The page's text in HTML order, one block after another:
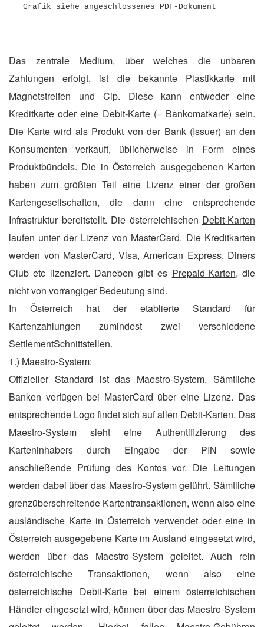
Grafik siehe angeschlossenes PDF-Dokument
Das zentrale Medium, über welches die unbaren
Zahlungen erfolgt, ist die bekannte Plastikkarte mit
Magnetstreifen und Cip. Diese kann entweder eine
Kreditkarte oder eine Debit-Karte (= Bankomatkarte) sein.
Die Karte wird als Produkt von der Bank (Issuer) an den
Konsumenten verkauft, üblicherweise in Form eines
Produktbündels. Die in Österreich ausgegebenen Karten
haben zum größten Teil eine Lizenz einer der großen
Kartengesellschaften, die dann eine entsprechende
Infrastruktur bereitstellt. Die österreichischen Debit-Karten
laufen unter der Lizenz von MasterCard. Die Kreditkarten
werden von MasterCard, Visa, American Express, Diners
Club etc lizenziert. Daneben gibt es Prepaid-Karten, die
nicht von vorrangiger Bedeutung sind.
In Österreich hat der etablierte Standard für
Kartenzahlungen zumindest zwei verschiedene
SettlementSchnittstellen.
1.) Maestro-System:
Offizieller Standard ist das Maestro-System. Sämtliche
Banken verfügen bei MasterCard über eine Lizenz. Das
entsprechende Logo findet sich auf allen Debit-Karten. Das
Maestro-System sieht eine Authentifizierung des
Karteninhabers durch Eingabe der PIN sowie
anschließende Prüfung des Kontos vor. Die Leitungen
werden dabei über das Maestro-System geführt. Sämtliche
grenzüberschreitende Kartentransaktionen, wenn also eine
ausländische Karte in Österreich verwendet oder eine in
Österreich ausgegebene Karte im Ausland eingesetzt wird,
werden über das Maestro-System geleitet. Auch rein
österreichische Transaktionen, wenn also eine
österreichische Debit-Karte bei einem österreichischen
Händler eingesetzt wird, können über das Maestro-System